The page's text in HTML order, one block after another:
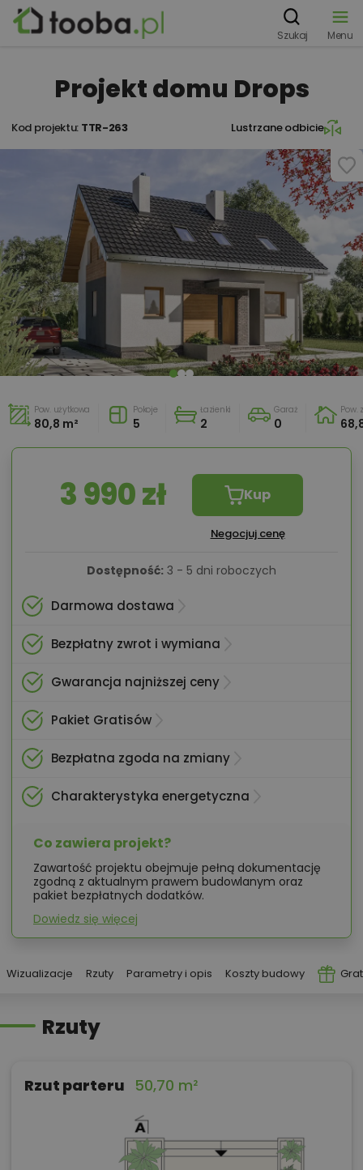
Szukaj Menu
Projekt domu Drops
Kod projektu: TTR-263 Lustrzane odbicie
Pow. użytkowa
80,8 m²
Pokoje
5
Łazienki
2
Garaż
0
Pow.
3 990 zł Kup
Negocjuj cenę
Dostępność: 3 - 5 dni roboczych
Darmowa dostawa
Bezpłatny zwrot i wymiana
Gwarancja najniższej ceny
Pakiet Gratisów
Bezpłatna zgoda na zmiany
Charakterystyka energetyczna
Co zawiera projekt?
Zawartość projektu obejmuje pełną dokumentację
zgodną z aktualnym prawem budowlanym oraz
pakiet bezpłatnych dodatków.
Dowiedz się więcej
Wizualizacje Rzuty Parametry i opis Koszty budowy
Rzuty
Rzut parteru 50,70 m²